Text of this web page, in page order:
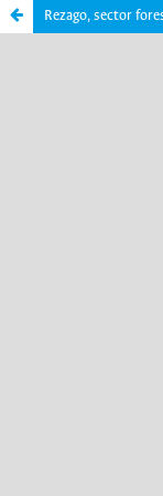
Rezago, sector